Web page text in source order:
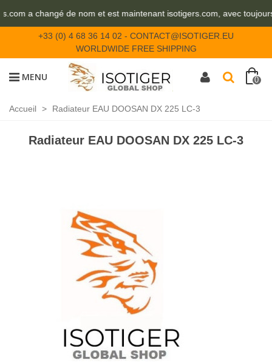
a changé de nom et est maintenant isotigers.com, avec
+33 (0) 4 68 36 14 02 - CONTACT@ISOTIGER.EU
WORLDWIDE FREE SHIPPING
MENU 0
Accueil > Radiateur EAU DOOSAN DX 225 LC-3
Radiateur EAU DOOSAN DX 225 LC-3